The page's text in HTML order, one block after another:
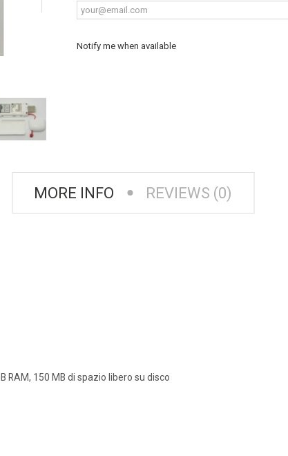
Notify me when available
MORE INFO REVIEWS (0)
150 MB di spazio libero su disco